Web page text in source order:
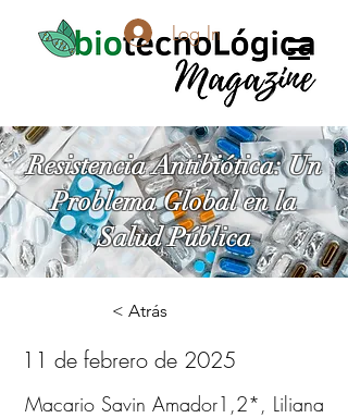
Log In
Resistencia Antibiótica: Un
Problema Global en la
Salud Pública
< Atrás
11 de febrero de 2025
Macario Savin Amador1,2*, Liliana